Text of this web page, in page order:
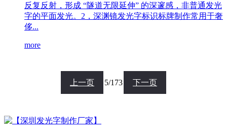
反复反射，形成 “隧道无限延伸” 的深邃感，非普通发光
字的平面发光。2，深渊镜发光字标识标牌制作常用于奢
侈...
more
5/173